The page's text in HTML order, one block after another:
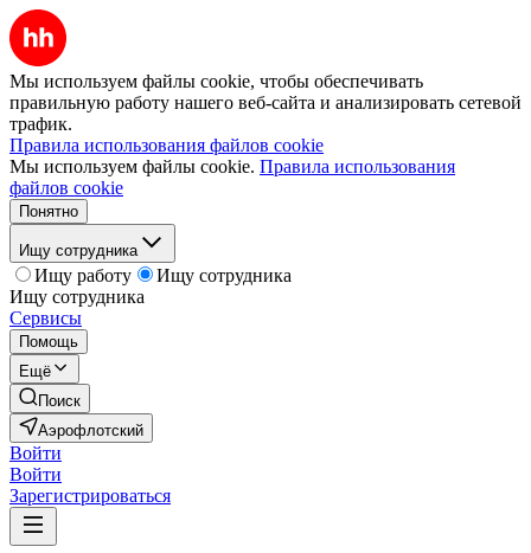
Мы используем файлы cookie, чтобы обеспечивать
правильную работу нашего веб-сайта и анализировать сетевой
трафик.
Правила использования файлов cookie
Мы используем файлы cookie. Правила использования
файлов cookie
Понятно
Ищу сотрудника
Ищу работу
Ищу сотрудника
Ищу сотрудника
Сервисы
Помощь
Ещё
Поиск
Аэрофлотский
Войти
Войти
Зарегистрироваться